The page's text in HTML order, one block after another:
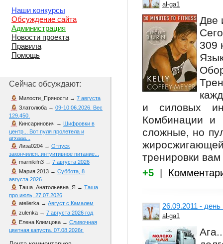
al-ga1
Две
309
и силовых
Комбинации и
сложные, но
тренировки
+5
26.09.2011 -
al-ga1
Наши конкурсы
Обсуждение сайта
Администрация
Новости проекта
Правила
Помощь
Сейчас обсуждают:
Милости_Пряности → 7 августа
Златолюба → 09-10.06.2026. Вес
129.450.
Кинсаринович → Шифровки в
центр... Вот пуля пролетела и
агхааа...
Лиза0204 → Отпуск
закончился..интуитивное питание...
marnikifn3 → 7 августа 2026
Мария 2013 → Суббота, 8
августа 2026.
Таша_Анатольевна_Я → Таша
про июль, 27.07.2026
atelierka → Август с Камалем
zulenka → 7 августа 2026 год
Елена Климцова → Сливочная
цветная капуста. 07.08.2026г.